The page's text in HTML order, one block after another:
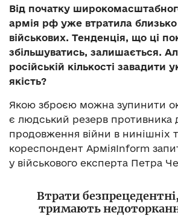
Від початку
армія рф уже втратила близько
військових. Тенденція, що ці
збільшуватись, залишається.
російській кількості завадити
якість?
Якою зброєю можна зупинити
є людський резерв противника
продовження війни в нинішніх
кореспондент АрміяInform
у військового експерта Петра
Втрати
тримають